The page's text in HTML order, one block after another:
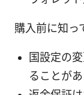
購入前に知っ
国設定の
ることが